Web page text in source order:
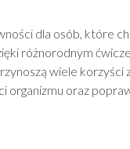
dla osób, które
różnorodnym
wiele
organizmu oraz